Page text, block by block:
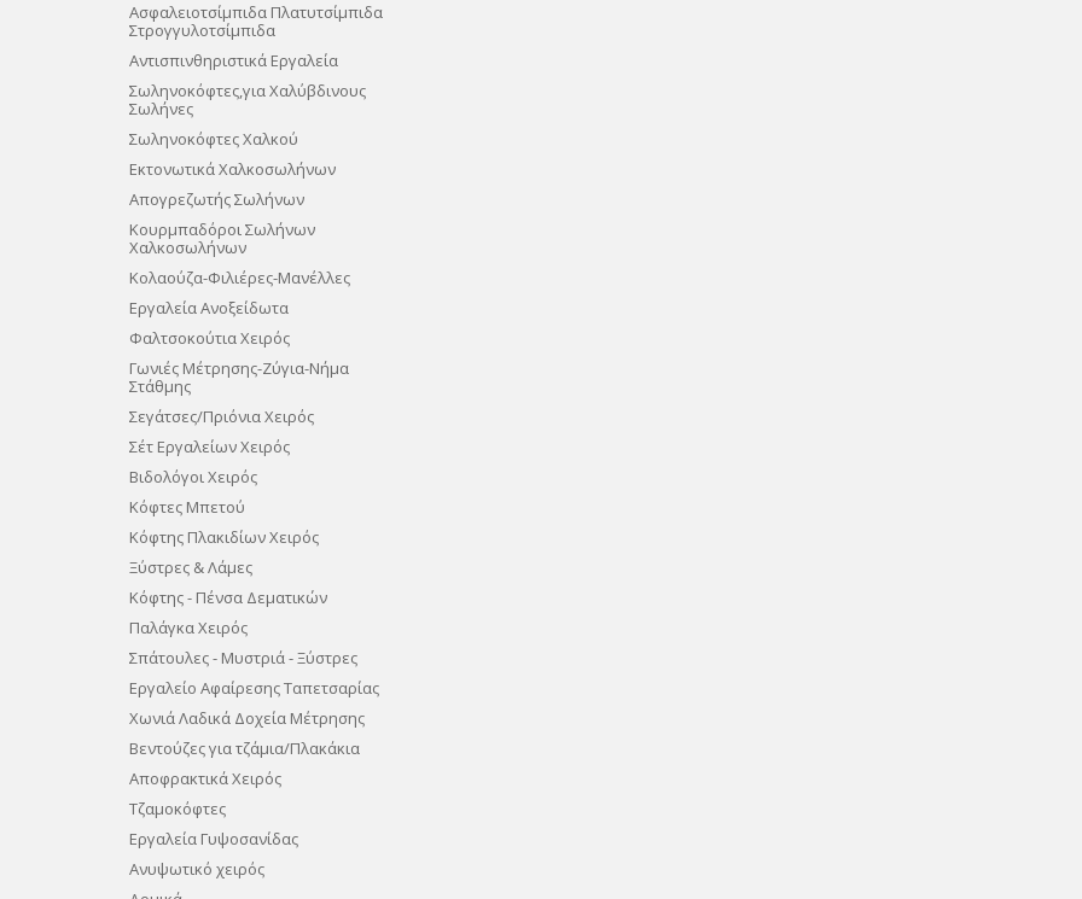
Ασφαλειοτσίμπιδα Πλατυτσίμπιδα
Στρογγυλοτσίμπιδα
Αντισπινθηριστικά Eργαλεία
Σωληνοκόφτες,για Χαλύβδινους
Σωλήνες
Σωληνοκόφτες Χαλκού
Εκτονωτικά Χαλκοσωλήνων
Απογρεζωτής Σωλήνων
Κουρμπαδόροι Σωλήνων
Χαλκοσωλήνων
Κολαούζα-Φιλιέρες-Μανέλλες
Εργαλεία Ανοξείδωτα
Φαλτσοκούτια Χειρός
Γωνιές Μέτρησης-Ζύγια-Νήμα
Στάθμης
Σεγάτσες/Πριόνια Χειρός
Σέτ Εργαλείων Χειρός
Βιδολόγοι Χειρός
Κόφτες Μπετού
Κόφτης Πλακιδίων Χειρός
Ξύστρες & Λάμες
Κόφτης - Πένσα Δεματικών
Παλάγκα Χειρός
Σπάτουλες - Μυστριά - Ξύστρες
Eργαλείο Αφαίρεσης Ταπετσαρίας
Χωνιά Λαδικά Δοχεία Μέτρησης
Βεντούζες για τζάμια/Πλακάκια
Αποφρακτικά Χειρός
Τζαμοκόφτες
Εργαλεία Γυψοσανίδας
Ανυψωτικό χειρός